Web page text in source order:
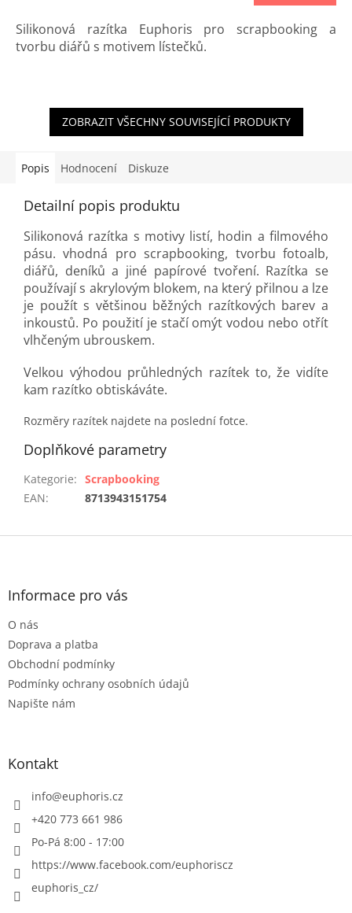
Silikonová razítka Euphoris pro scrapbooking a
tvorbu diářů s motivem lístečků.
ZOBRAZIT VŠECHNY SOUVISEJÍCÍ PRODUKTY
Popis Hodnocení Diskuze
Detailní popis produktu
Silikonová razítka s motivy listí, hodin a filmového
pásu. vhodná pro scrapbooking, tvorbu fotoalb,
diářů, deníků a jiné papírové tvoření. Razítka se
používají s akrylovým blokem, na který přilnou a lze
je použít s většinou běžných razítkových barev a
inkoustů. Po použití je stačí omýt vodou nebo otřít
vlhčeným ubrouskem.
Velkou výhodou průhledných razítek to, že vidíte
kam razítko obtiskáváte.
Rozměry razítek najdete na poslední fotce.
Doplňkové parametry
Kategorie: Scrapbooking
EAN: 8713943151754
Z
Informace pro vás
O nás
Doprava a platba
Obchodní podmínky
Podmínky ochrany osobních údajů
Napište nám
Kontakt
info@euphoris.cz
+420 773 661 986
Po-Pá 8:00 - 17:00
https://www.facebook.com/euphoriscz
euphoris_cz/